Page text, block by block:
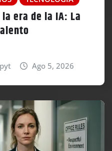
era de la IA: La
Ago 5, 2026